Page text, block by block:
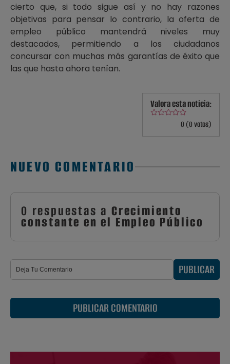
cierto que, si todo sigue así y no hay razones
objetivas para pensar lo contrario, la oferta de
empleo público mantendrá niveles muy
destacados, permitiendo a los ciudadanos
concursar con muchas más garantías de éxito que
las que hasta ahora tenían.
Valora esta noticia:
0 (0 votos)
NUEVO COMENTARIO
0 respuestas a Crecimiento
constante en el Empleo Público
PUBLICAR
PUBLICAR COMENTARIO